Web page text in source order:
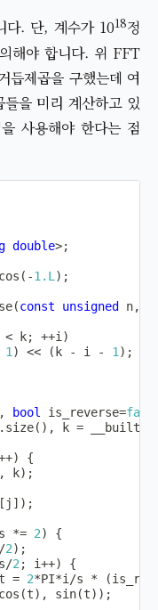
다. 단, 계수가 1018정
해야 합니다. 위 FFT
듭제곱을 구했는데 여
들을 미리 계산하고 있
사용해야 한다는 점
double>;
( -1.L ) ;
(const unsigned n,
< k; ++i )
1 ) << ( k - i - 1 ) ;
bool is_reverse=
size( ) , k =
)
{
, k) ;
j ] ) ;
*= 2)
{
/2) ;
/2 ; i++)
{
= 2*PI*i /s * (
cos (t) , sin(t) ) ;